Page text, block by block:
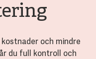
och mindre
du full kontroll och